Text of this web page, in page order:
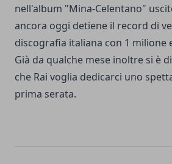
nell'album "Mina-Celentano"
ancora oggi detiene il record di
discografia italiana con 1 milione
Già da qualche mese inoltre si è
che Rai voglia dedicarci uno
prima serata.